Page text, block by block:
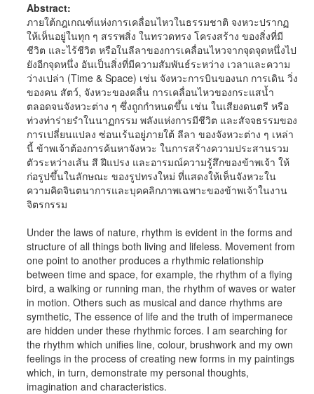
Abstract:
ภายใต้กฎเกณฑ์แห่งการเคลื่อนไหวในธรรมชาติ จงหวะปรากฏ
ให้เห็นอยู่ในทุก ๆ สรรพสิ่ง ในทรวดทรง โครงสร้าง ของสิ่งที่มี
ชีวิต และไร้ชีวิต หรือในลีลาของการเคลื่อนไหวจากจุดจุดหนึ่งไป
ยังอีกจุดหนึ่ง อันเป็นสิ่งที่มีความสัมพันธ์ระหว่าง เวลาและความ
ว่างเปล่า (Time & Space) เช่น จังหวะการบินของนก การเดิน วิ่ง
ของคน สัตว์, จังหวะของคลื่น การเคลื่อนไหวของกระแสน้ำ
ตลอดจนจังหวะต่าง ๆ ซึ่งถูกกำหนดขึ้น เช่น ในเสียงดนตรี หรือ
ท่วงท่าร่ายรำในนาฏกรรม พลังแห่งการมีชีวิต และสัจจธรรมของ
การเปลี่ยนแปลง ซ่อนเร้นอยู่ภายใต้ ลีลา ของจังหวะต่าง ๆ เหล่า
นี้ ข้าพเจ้าต้องการค้นหาจังหวะ ในการสร้างความประสานรวม
ตัวระหว่างเส้น สี ฝีแปรง และอารมณ์ความรู้สึกของข้าพเจ้า ให้
ก่อรูปขึ้นในลักษณะ ของรูปทรงใหม่ ที่แสดงให้เห็นจังหวะใน
ความคิดจินตนาการและบุคคลิกภาพเฉพาะของข้าพเจ้าในงาน
จิตรกรรม
Under the laws of nature, rhythm is evident in the forms and
structure of all things both living and lifeless. Movement from
one point to another produces a rhythmic relationship
between time and space, for example, the rhythm of a flying
bird, a walking or running man, the rhythm of waves or water
in motion. Others such as musical and dance rhythms are
symthetic, The essence of life and the truth of impermanece
are hidden under these rhythmic forces. I am searching for
the rhythm which unifies line, colour, brushwork and my own
feelings in the process of creating new forms in my paintings
which, in turn, demonstrate my personal thoughts,
imagination and characteristics.